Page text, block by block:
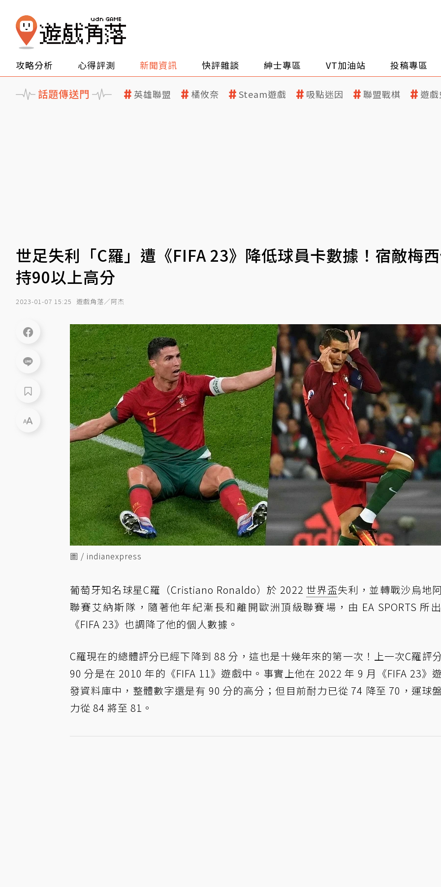
攻略分析 心得評測 新聞資訊 快評雜談 紳士專區 VT加油站 投稿專區
話題傳送門 英雄聯盟 橘攸奈 Steam遊戲 吸點迷因 聯盟戰棋 遊
世足失利「C羅」遭《FIFA 23》降低球員卡數據！宿敵梅
持90以上高分
2023-01-07 15:25 遊戲角落／阿杰
圖 / indianexpress
葡萄牙知名球星C羅（Cristiano Ronaldo）於 2022 世界盃失利，並轉戰沙烏地
聯賽艾納斯隊，隨著他年紀漸長和離開歐洲頂級聯賽場，由 EA SPORTS 所
《FIFA 23》也調降了他的個人數據。
C羅現在的總體評分已經下降到 88 分，這也是十幾年來的第一次！上一次C羅評
90 分是在 2010 年的《FIFA 11》遊戲中。事實上他在 2022 年 9 月《FIFA 23》
發資料庫中，整體數字還是有 90 分的高分；但目前耐力已從 74 降至 70，運球
力從 84 將至 81。